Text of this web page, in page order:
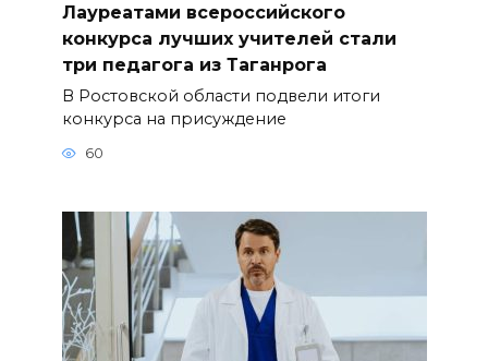
Лауреатами всероссийского
конкурса лучших учителей стали
три педагога из Таганрога
В Ростовской области подвели итоги
конкурса на присуждение
60